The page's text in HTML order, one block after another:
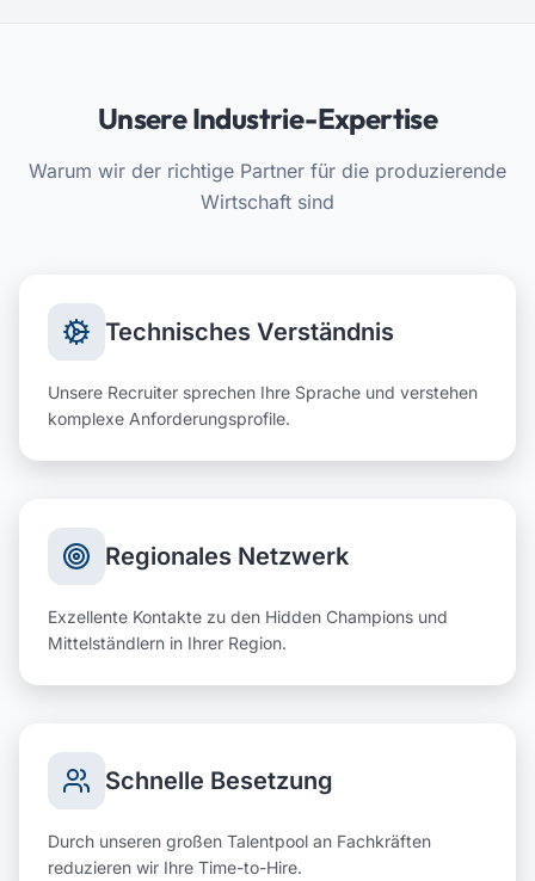
Unsere Industrie-Expertise
Warum wir der richtige Partner für die produzierende
Wirtschaft sind
Technisches Verständnis
Unsere Recruiter sprechen Ihre Sprache und verstehen
komplexe Anforderungsprofile.
Regionales Netzwerk
Exzellente Kontakte zu den Hidden Champions und
Mittelständlern in Ihrer Region.
Schnelle Besetzung
Durch unseren großen Talentpool an Fachkräften
reduzieren wir Ihre Time-to-Hire.